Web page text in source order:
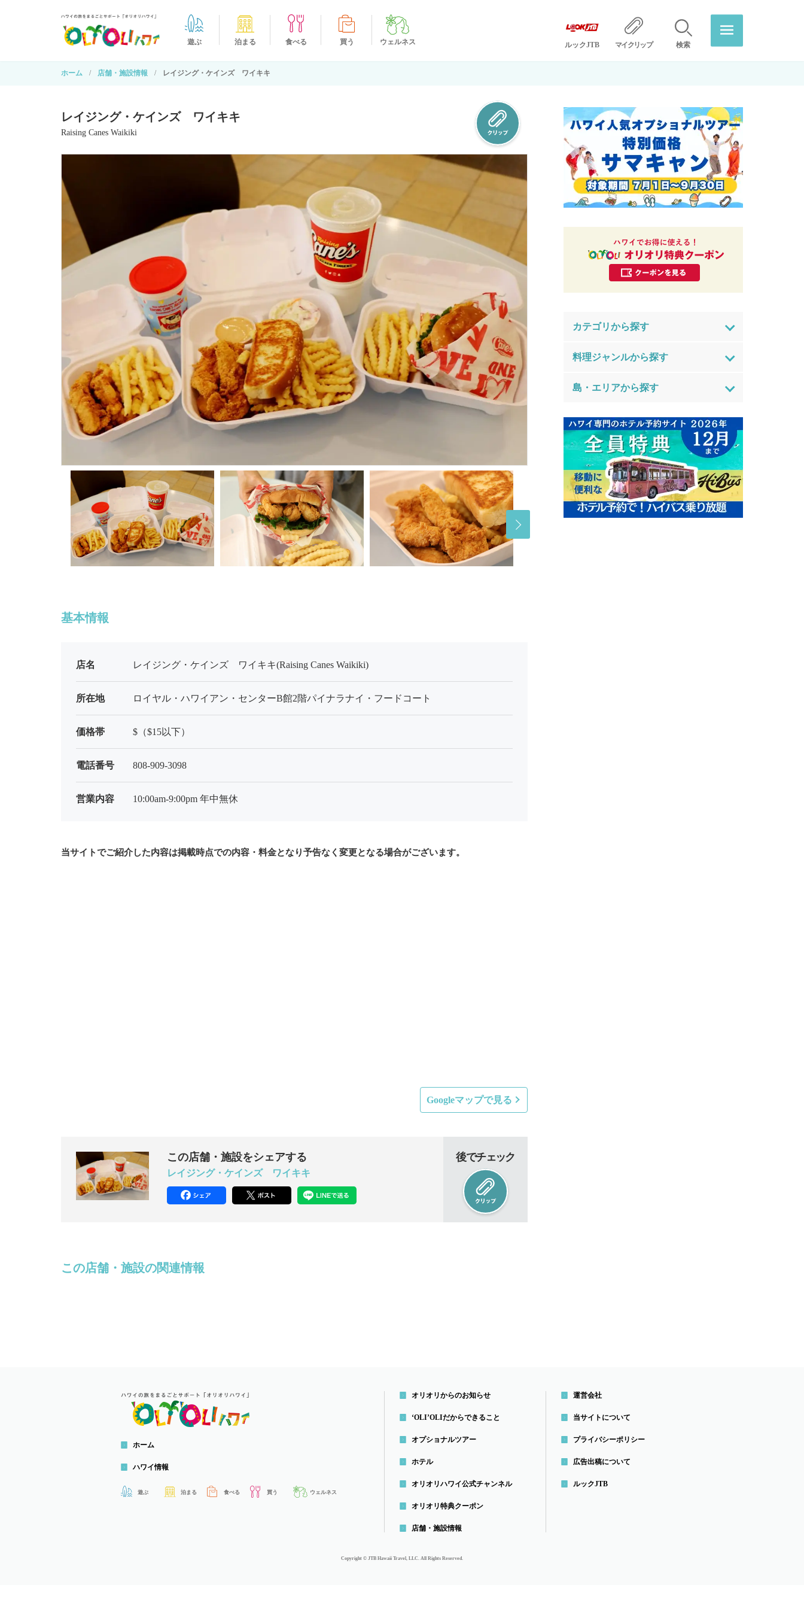
ルックJTB マイクリップ 検索
遊ぶ 泊まる 食べる 買う ウェルネス
ホーム 店舗・施設情報 レイジング・ケインズ ワイキキ
レイジング・ケインズ ワイキキ
Raising Canes Waikiki
基本情報
店名 レイジング・ケインズ ワイキキ(Raising Canes Waikiki)
所在地 ロイヤル・ハワイアン・センターB館2階パイナラナイ・フードコート
価格帯 $（$15以下）
電話番号 808-909-3098
営業内容 10:00am-9:00pm 年中無休
当サイトでご紹介した内容は掲載時点での内容・料金となり予告なく変更となる場合がございます。
Googleマップで見る
この店舗・施設をシェアする
レイジング・ケインズ ワイキキ
後でチェック
この店舗・施設の関連情報
カテゴリから探す
料理ジャンルから探す
島・エリアから探す
ホーム
ハワイ情報
遊ぶ 泊まる 食べる 買う ウェルネス
オリオリからのお知らせ
‘OLI’OLIだからできること
オプショナルツアー
ホテル
オリオリハワイ公式チャンネル
オリオリ特典クーポン
店舗・施設情報
運営会社
当サイトについて
プライバシーポリシー
広告出稿について
ルックJTB
Copyright © JTB Hawaii Travel, LLC. All Rights Reserved.